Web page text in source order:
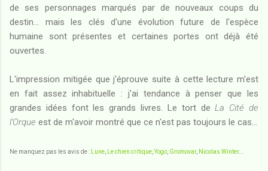
de ses personnages marqués par de nouveaux coups du
destin... mais les clés d'une évolution future de l'espèce
humaine sont présentes et certaines portes ont déjà été
ouvertes.
L'impression mitigée que j'éprouve suite à cette lecture m'est
en fait assez inhabituelle : j'ai tendance à penser que les
grandes idées font les grands livres. Le tort deLa Cité de
l'Orque est de m'avoir montré que ce n'est pas toujours le cas...
Ne manquez pas les avis de : Lune Le chien critique ,Yogo Gromovar, Nicolas Winter...